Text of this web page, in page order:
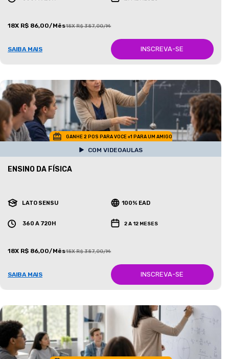
18X R$ 86,00/Mês18X R$ 387,00/Mês
SAIBA MAIS INSCREVA-SE
GANHE 2 POS PARA VOCE +1 PARA UM AMIGO
COM VIDEOAULAS
ENSINO DA FÍSICA
LATO SENSU 100% EAD
360 A 720H 2 A 12 MESES
18X R$ 86,00/Mês18X R$ 387,00/Mês
SAIBA MAIS INSCREVA-SE